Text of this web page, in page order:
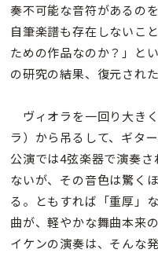
奏不可能な音符があるの
自筆楽譜も存在しないこ
ための作品なのか？」と
の研究の結果、復元され
ヴィオラを一回り大き
ラ）から吊るして、ギタ
公演では4弦楽器で演奏
ないが、その音色は驚く
る。ともすれば「重厚」
曲が、軽やかな舞曲本来
イケンの演奏は、そんな